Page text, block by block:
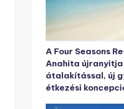
A Four Seasons
Anahita újranyitja
átalakítással, új
étkezési